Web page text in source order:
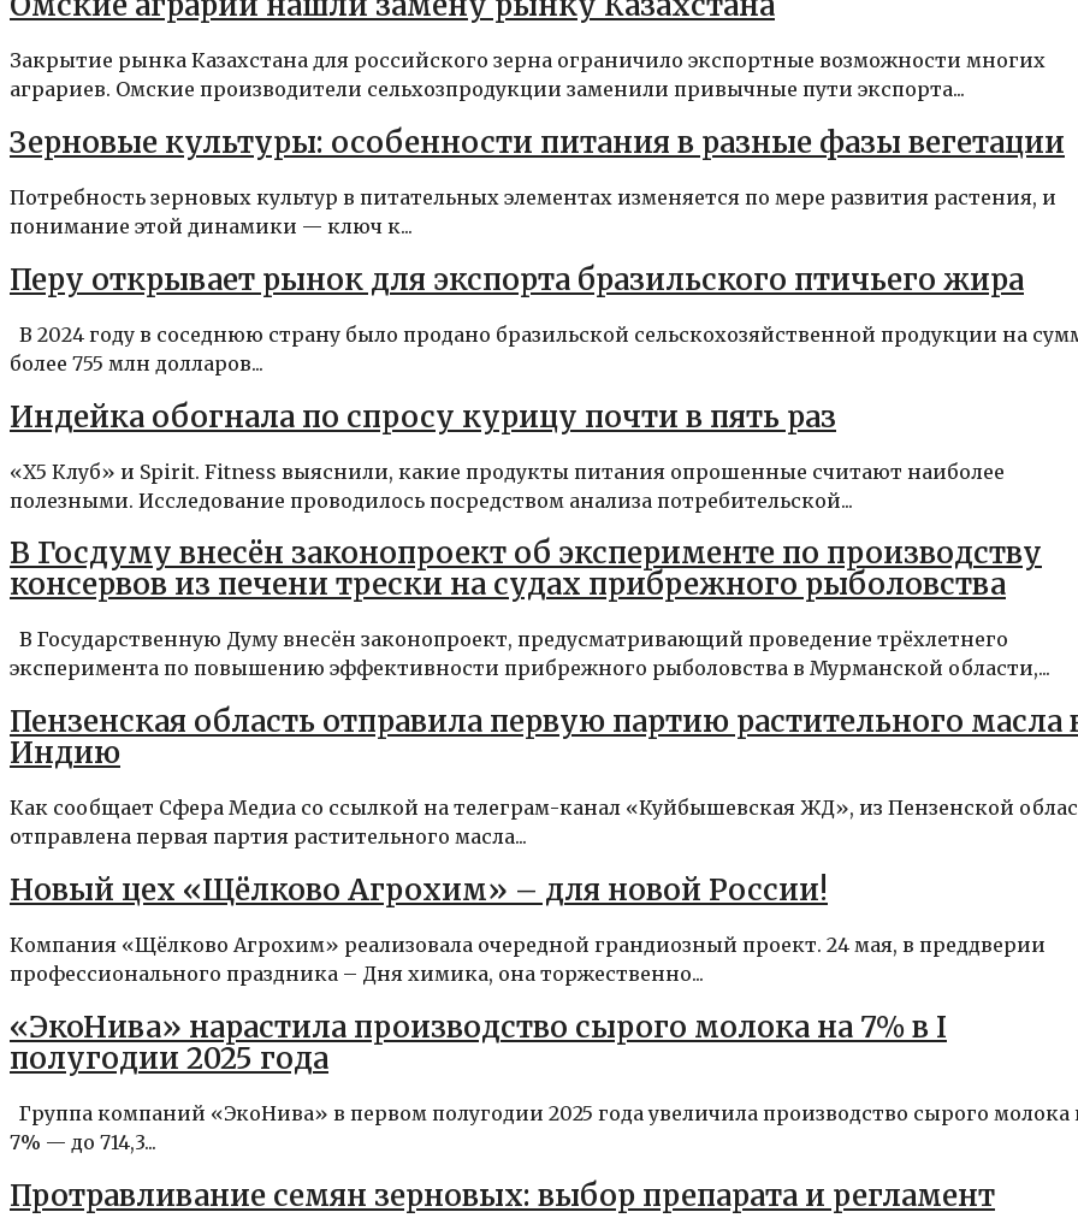
Закрытие рынка Казахстана для российского зерна ограничило экспортные возможности многих
аграриев. Омские производители сельхозпродукции заменили привычные пути экспорта...
Зерновые культуры: особенности питания в разные фазы вегетации
Потребность зерновых культур в питательных элементах изменяется по мере развития растения, и
понимание этой динамики — ключ к...
Перу открывает рынок для экспорта бразильского птичьего жира
В 2024 году в соседнюю страну было продано бразильской сельскохозяйственной продукции на
более 755 млн долларов...
Индейка обогнала по спросу курицу почти в пять раз
«‎Х5 Клуб» и Spirit. Fitness выяснили, какие продукты питания опрошенные считают наиболее
полезными. Исследование проводилось посредством анализа потребительской...
В Госдуму внесён законопроект об эксперименте по производству
консервов из печени трески на судах прибрежного рыболовства
В Государственную Думу внесён законопроект, предусматривающий проведение трёхлетнего
эксперимента по повышению эффективности прибрежного рыболовства в Мурманской области,...
Пензенская область отправила первую партию растительного масла
Индию
Как сообщает Сфера Медиа со ссылкой на телеграм-канал «Куйбышевская ЖД», из Пензенской
отправлена первая партия растительного масла...
Новый цех «Щёлково Агрохим» – для новой России!
Компания «Щёлково Агрохим» реализовала очередной грандиозный проект. 24 мая, в преддверии
профессионального праздника – Дня химика, она торжественно...
«ЭкоНива» нарастила производство сырого молока на 7% в I
полугодии 2025 года
Группа компаний «ЭкоНива» в первом полугодии 2025 года увеличила производство сырого молока
7% — до 714,3...
Протравливание семян зерновых: выбор препарата и регламент